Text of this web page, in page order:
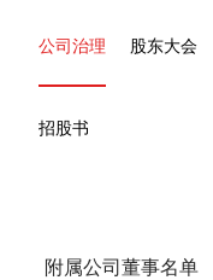
公司治理 股东大会
招股书
附属公司董事名单